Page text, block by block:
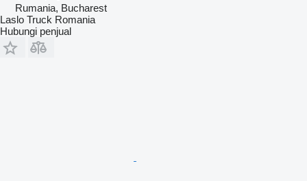
Rumania, Bucharest
Laslo Truck Romania
Hubungi penjual